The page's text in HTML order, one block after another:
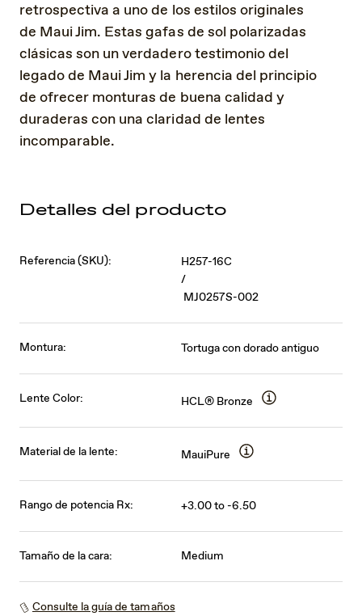
retrospectiva a uno de los estilos originales
de Maui Jim. Estas gafas de sol polarizadas
clásicas son un verdadero testimonio del
legado de Maui Jim y la herencia del principio
de ofrecer monturas de buena calidad y
duraderas con una claridad de lentes
incomparable.
Detalles del producto
Referencia (SKU):
H257-16C
/
MJ0257S-002
Montura: Tortuga con dorado antiguo
Lente Color: HCL® Bronze
Material de la lente: MauiPure
Rango de potencia Rx: +3.00 to -6.50
Tamaño de la cara: Medium
Consulte la guía de tamaños